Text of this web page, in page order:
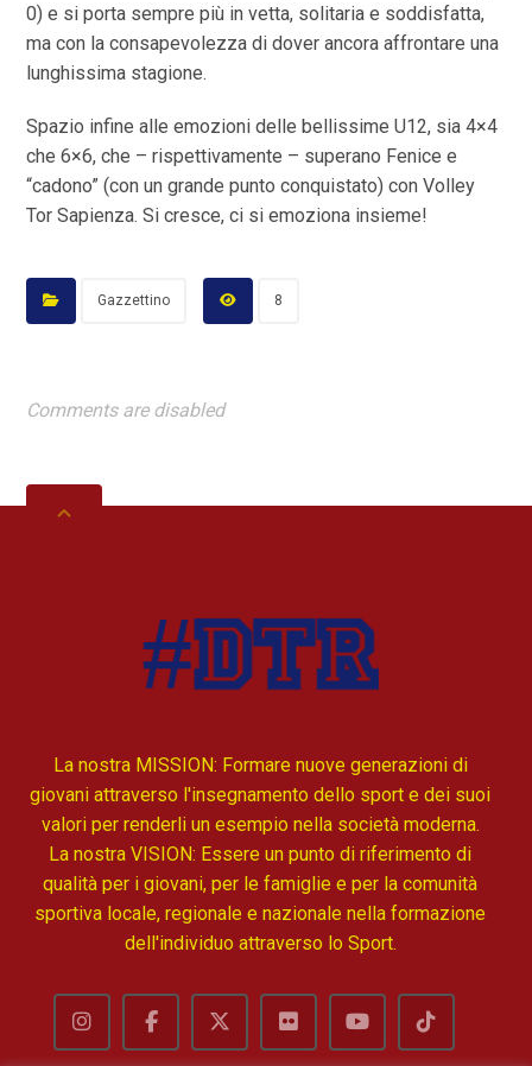
0) e si porta sempre più in vetta, solitaria e soddisfatta,
ma con la consapevolezza di dover ancora affrontare una
lunghissima stagione.
Spazio infine alle emozioni delle bellissime U12, sia 4×4
che 6×6, che – rispettivamente – superano Fenice e
“cadono” (con un grande punto conquistato) con Volley
Tor Sapienza. Si cresce, ci si emoziona insieme!
Gazzettino 8
Comments are disabled
La nostra MISSION: Formare nuove generazioni di
giovani attraverso l'insegnamento dello sport e dei suoi
valori per renderli un esempio nella società moderna.
La nostra VISION: Essere un punto di riferimento di
qualità per i giovani, per le famiglie e per la comunità
sportiva locale, regionale e nazionale nella formazione
dell'individuo attraverso lo Sport.